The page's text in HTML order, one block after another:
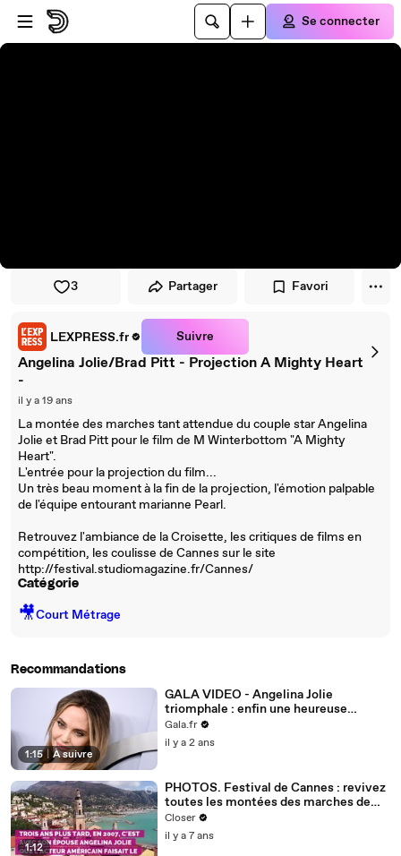
Passer au player
Passer au contenu principal
Se connecter
3 Partager Favori
LEXPRESS.fr Suivre
Angelina Jolie/Brad Pitt - Projection A Mighty Heart
-
il y a 19 ans
La montée des marches tant attendue du couple star Angelina
Jolie et Brad Pitt pour le film de M Winterbottom "A Mighty
Heart".
L'entrée pour la projection du film...
Un très beau moment à la fin de la projection, l'émotion palpable
de l'équipe entourant marianne Pearl.
Retrouvez l'ambiance de la Croisette, les critiques de films en
compétition, les coulisse de Cannes sur le site
http://festival.studiomagazine.fr/Cannes/
Catégorie
🎥Court Métrage
Recommandations
1:15 À suivre
GALA VIDEO - Angelina Jolie
triomphale : enfin une heureuse
nouvelle en pleine guerre avec Brad
Pitt !
Gala.fr
il y a 2 ans
1:12
PHOTOS. Festival de Cannes : revivez
toutes les montées des marches de
Brad Pitt
Closer
il y a 7 ans